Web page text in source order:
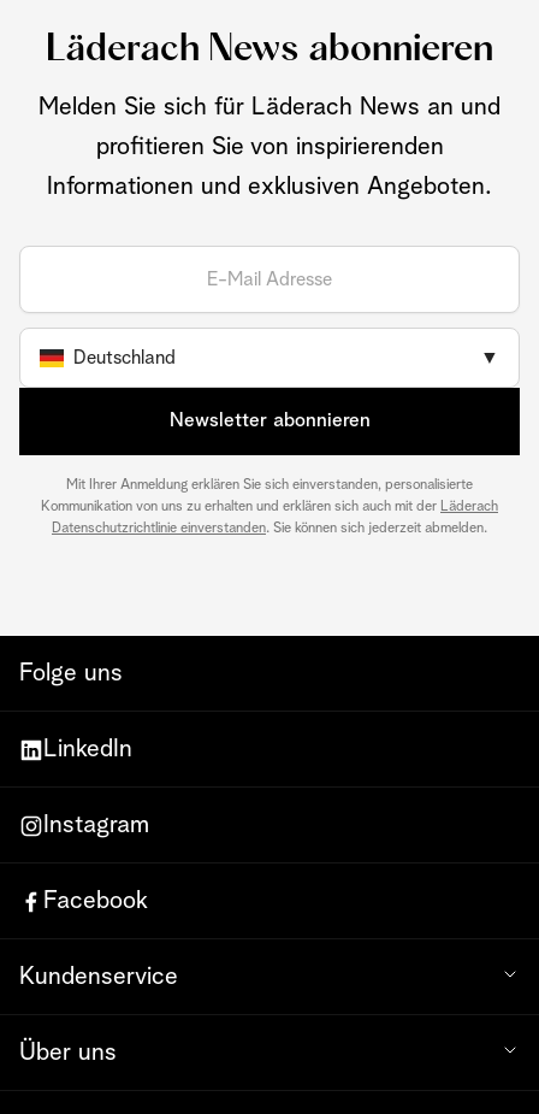
Läderach News abonnieren
Melden Sie sich für Läderach News an und
profitieren Sie von inspirierenden
Informationen und exklusiven Angeboten.
Deutschland ▼
Newsletter abonnieren
Mit Ihrer Anmeldung erklären Sie sich einverstanden, personalisierte
Kommunikation von uns zu erhalten und erklären sich auch mit der Läderach
Datenschutzrichtlinie einverstanden. Sie können sich jederzeit abmelden.
Folge uns
LinkedIn
Instagram
Facebook
Kundenservice
Über uns